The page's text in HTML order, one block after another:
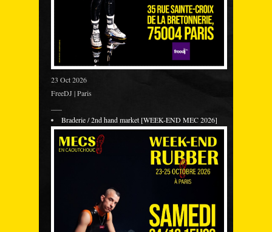
23 Oct 2026
FreeDJ | Paris
Braderie / 2nd hand market [WEEK-END MEC 2026]